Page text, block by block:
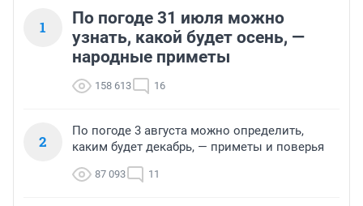
1
По погоде 31 июля можно
узнать, какой будет осень, —
народные приметы
158 613 16
2
По погоде 3 августа можно определить,
каким будет декабрь, — приметы и поверья
87 093 11